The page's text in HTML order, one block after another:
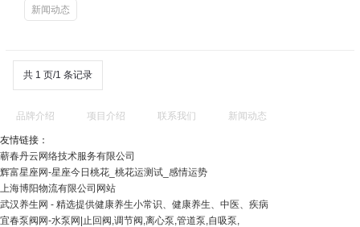
新闻动态
共 1 页/1 条记录
品牌介绍 项目介绍 联系我们 新闻动态
友情链接：
蕲春丹云网络技术服务有限公司
辉富星座网-星座今日桃花_桃花运测试_感情运势
上海博阳物流有限公司网站
武汉养生网 - 精选提供健康养生小常识、健康养生、中医、疾病
宜春泵阀网-水泵网|止回阀,调节阀,离心泵,管道泵,自吸泵,